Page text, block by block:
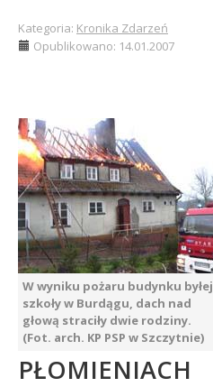
Kategoria: Kronika Zdarzeń
Opublikowano: 14.01.2007
W wyniku pożaru budynku byłej
szkoły w Burdągu, dach nad
głową straciły dwie rodziny.
(Fot. arch. KP PSP w Szczytnie)
PŁOMIENIACH